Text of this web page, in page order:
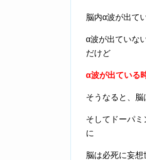
脳内α波が出て
α波が出ていな
だけど
α波が出ている
そうなると、脳
そしてドーパ
に
脳は必死に妄想